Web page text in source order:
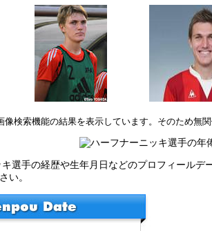
検索機能の結果を表示しています。そのため無
選手の経歴や生年月日などのプロフィールデ
い。